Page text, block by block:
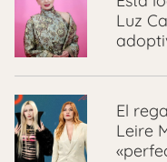
Luz
El
Leire